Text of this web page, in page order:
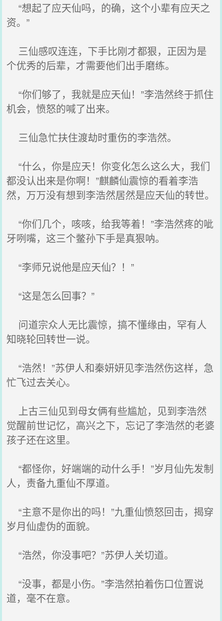
“想起了应天仙吗，的确，这个小辈有应天之
资。”
三仙感叹连连，下手比刚才都狠，正因为是
个优秀的后辈，才需要他们出手磨练。
“你们够了，我就是应天仙！”李浩然终于抓住
机会，愤怒的喊了出来。
三仙急忙扶住渡劫时重伤的李浩然。
“什么，你是应天！你变化怎么这么大，我们
都没认出来是你啊！”麒麟仙震惊的看着李浩
然，万万没有想到李浩然居然是应天仙的转世。
“你们几个，咳咳，给我等着！”李浩然疼的呲
牙咧嘴，这三个鳖孙下手是真狠呐。
“李师兄说他是应天仙？！”
“这是怎么回事？”
问道宗众人无比震惊，搞不懂缘由，罕有人
知晓轮回转世一说。
“浩然！”苏伊人和秦妍妍见李浩然伤这样，急
忙飞过去关心。
上古三仙见到母女俩有些尴尬，见到李浩然
觉醒前世记忆，高兴之下，忘记了李浩然的老婆
孩子还在这里。
“都怪你，好端端的动什么手！”岁月仙先发制
人，责备九重仙不厚道。
“主意不是你出的吗！”九重仙愤怒回击，揭穿
岁月仙虚伪的面貌。
“浩然，你没事吧？”苏伊人关切道。
“没事，都是小伤。”李浩然拍着伤口位置说
道，毫不在意。